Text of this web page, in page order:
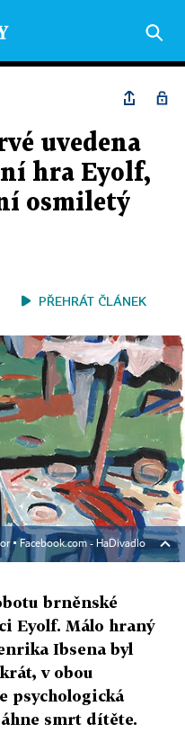
uvedena
hra Eyolf,
osmiletý
PŘEHRÁT ČLÁNEK
▪ Facebook.com - HaDivadlo
brněnské
Eyolf. Málo hraný
Ibsena byl
v obou
psychologická
smrt dítěte.